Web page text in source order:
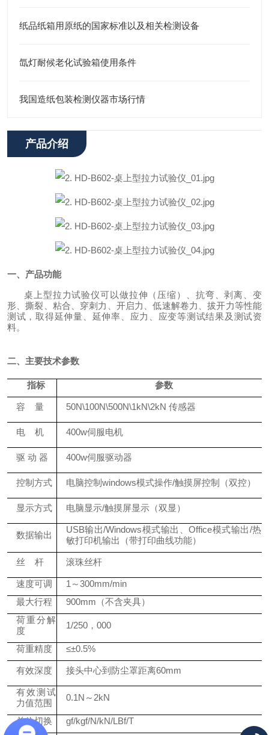
纸品纸箱用原纸的国家标准以及相关检测设备
氙灯耐候老化试验箱使用条件
我国造纸包装检测仪器市场行情
产品介绍
一、 产品功能
桌上型拉力试验仪可以做拉伸（压缩）、抗弯、剥离、变
形、撕裂、粘合、穿刺力、开启力、低速解卷力、拔开力等性能
测试，取得延伸量、延伸率、应力、应变等测试结果及测试资
料。
二、主要技术参数
指标 参数
容 量 50N\100N\500N\1kN\2kN 传感器
电 机 400w伺服电机
驱 动 器 400w伺服驱动器
控制方式 电脑控制 windows模式操作/触摸屏控制（双控）
显示方式 电脑显示/触摸屏显示（双显）
数据输出
USB输出/Windows模式输出、Office模式输出/热
敏打印机输出（带打印曲线功能）
丝 杆 滚珠丝杆
速度可调 1 ～300mm/min
最大行程
900mm（不含夹具）
荷重分解
度
1/250，000
荷重精度 ≤±0.5%
有效深度 接头中心到防尘罩距离60mm
有效测试
力值范围
0.1N～2kN
单位切换
gf/kgf/N/kN/LBf/T